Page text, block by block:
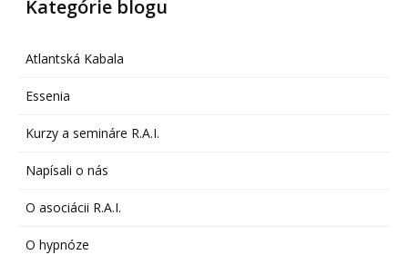
Kategórie blogu
Atlantská Kabala
Essenia
Kurzy a semináre R.A.I.
Napísali o nás
O asociácii R.A.I.
O hypnóze